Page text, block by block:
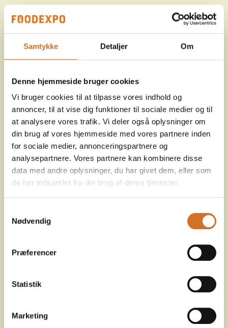
Samtykke Detaljer Om
Denne hjemmeside bruger cookies
Vi bruger cookies til at tilpasse vores indhold og
annoncer, til at vise dig funktioner til sociale medier og til
at analysere vores trafik. Vi deler også oplysninger om
din brug af vores hjemmeside med vores partnere inden
for sociale medier, annonceringspartnere og
analysepartnere. Vores partnere kan kombinere disse
data med andre oplysninger, du har givet dem, eller som
de har indsamlet fra din brug af deres tjenester.
Nødvendig
Præferencer
Statistik
Marketing